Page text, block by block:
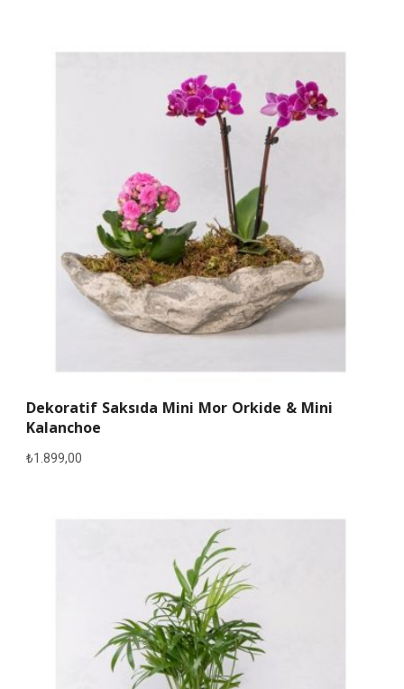
Dekoratif Saksıda Mini Mor Orkide & Mini
Kalanchoe
₺1.899,00